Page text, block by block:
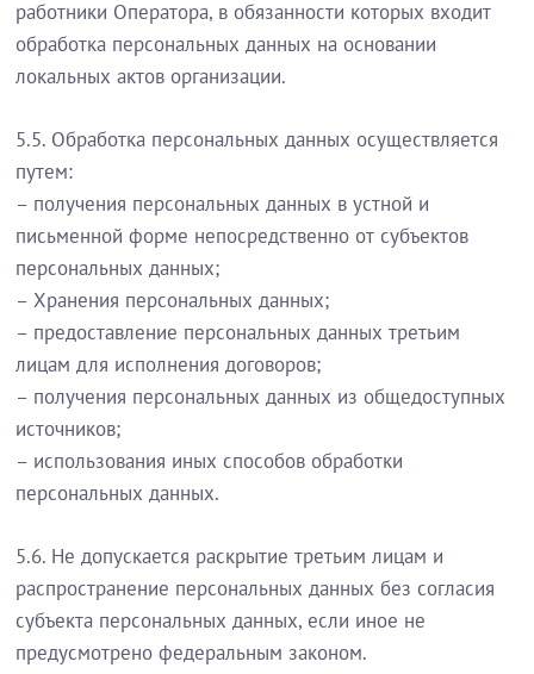
работники Оператора, в обязанности которых входит
обработка персональных данных на основании
локальных актов организации.
5.5. Обработка персональных данных осуществляется
путем:
– получения персональных данных в устной и
письменной форме непосредственно от субъектов
персональных данных;
– Хранения персональных данных;
– предоставление персональных данных третьим
лицам для исполнения договоров;
– получения персональных данных из общедоступных
источников;
– использования иных способов обработки
персональных данных.
5.6. Не допускается раскрытие третьим лицам и
распространение персональных данных без согласия
субъекта персональных данных, если иное не
предусмотрено федеральным законом.